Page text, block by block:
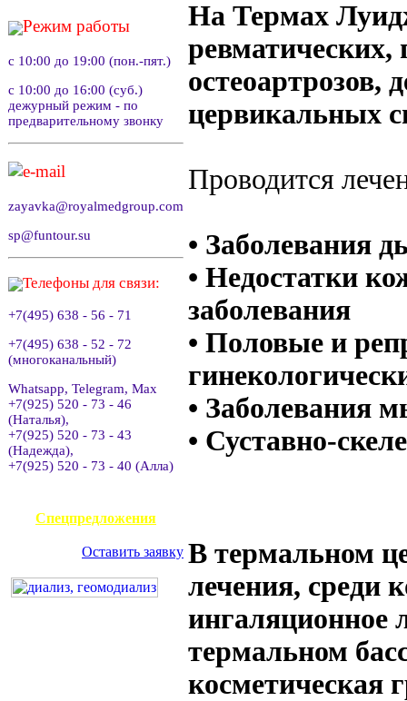
Режим работы
с 10:00 до 19:00 (пон.-пят.)
с 10:00 до 16:00 (суб.)
дежурный режим - по
предварительному звонку
e-mail
zayavka@royalmedgroup.com
sp@funtour.su
Телефоны для связи:
+7(495) 638 - 56 - 71
+7(495) 638 - 52 - 72
(многоканальный)
Whatsapp, Telegram, Max
+7(925) 520 - 73 - 46
(Наталья),
+7(925) 520 - 73 - 43
(Надежда),
+7(925) 520 - 73 - 40 (Алла)
Спецпредложения
Оставить заявку
На Термах
ревматических,
остеоартрозов,
цервикальных
Проводится
• Заболевания
• Недостатки
заболевания
• Половые и
• Заболевания
• Суставно-
В термальном
лечения, среди
ингаляционное
термальном
косметическая